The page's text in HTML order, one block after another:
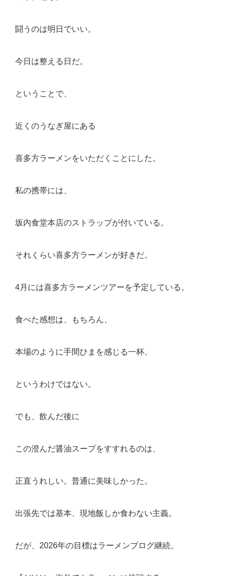
闘うのは明日でいい。
今日は整える日だ。
ということで、
近くのうなぎ屋にある
喜多方ラーメンをいただくことにした。
私の携帯には、
坂内食堂本店のストラップが付いている。
それくらい喜多方ラーメンが好きだ。
4月には喜多方ラーメンツアーを予定している。
食べた感想は、もちろん、
本場のように手間ひまを感じる一杯、
というわけではない。
でも、飲んだ後に
この澄んだ醤油スープをすすれるのは、
正直うれしい。普通に美味しかった。
出張先では基本、現地飯しか食わない主義。
だが、2026年の目標はラーメンブログ継続。